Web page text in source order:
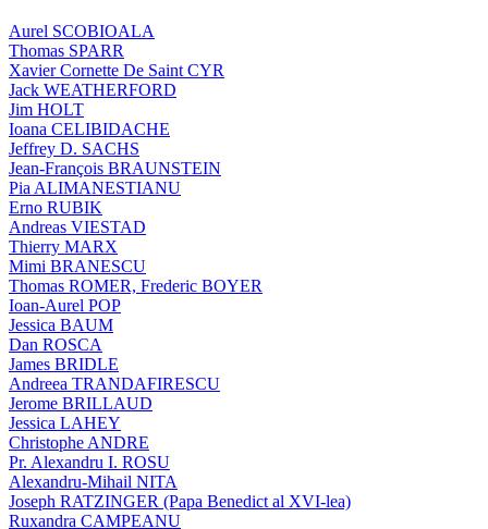
Aurel SCOBIOALA
Thomas SPARR
Xavier Cornette De Saint CYR
Jack WEATHERFORD
Jim HOLT
Ioana CELIBIDACHE
Jeffrey D. SACHS
Jean-François BRAUNSTEIN
Pia ALIMANESTIANU
Erno RUBIK
Andreas VIESTAD
Thierry MARX
Mimi BRANESCU
Thomas ROMER, Frederic BOYER
Ioan-Aurel POP
Jessica BAUM
Dan ROSCA
James BRIDLE
Andreea TRANDAFIRESCU
Jerome BRILLAUD
Jessica LAHEY
Christophe ANDRE
Pr. Alexandru I. ROSU
Alexandru-Mihail NITA
Joseph RATZINGER (Papa Benedict al XVI-lea)
Ruxandra CAMPEANU